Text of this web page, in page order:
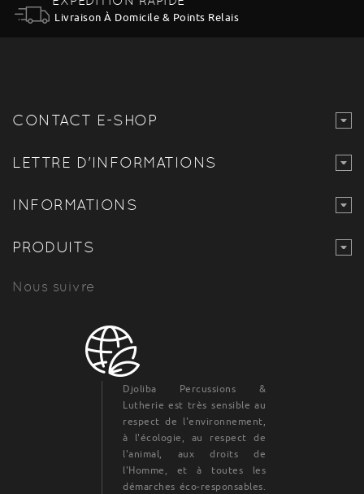
Livraison À Domicile & Points Relais
CONTACT E-SHOP
LETTRE D'INFORMATIONS
INFORMATIONS
PRODUITS
Nous suivre
Djoliba Percussions &
Lutherie est très sensible au
respect de l'environnement,
à l'écologie, au respect de
l'animal, aux droits de
l'Homme, et à toutes les
démarches éco-responsables.